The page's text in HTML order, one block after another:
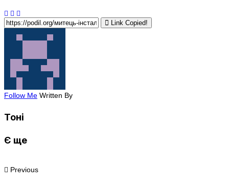
Link Copied!
Follow Me Written By
Тоні
Є ще
Previous